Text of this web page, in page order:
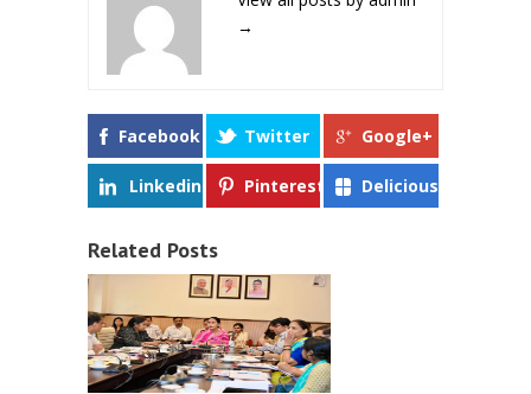
→
Facebook Twitter Google+
Linkedin Pinterest Delicious
Related Posts